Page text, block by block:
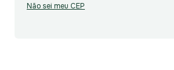
Não sei meu CEP